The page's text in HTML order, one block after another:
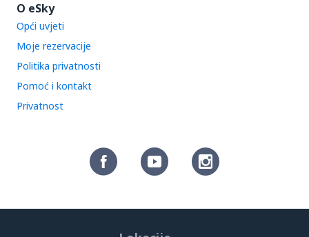
O eSky
Opći uvjeti
Moje rezervacije
Politika privatnosti
Pomoć i kontakt
Privatnost